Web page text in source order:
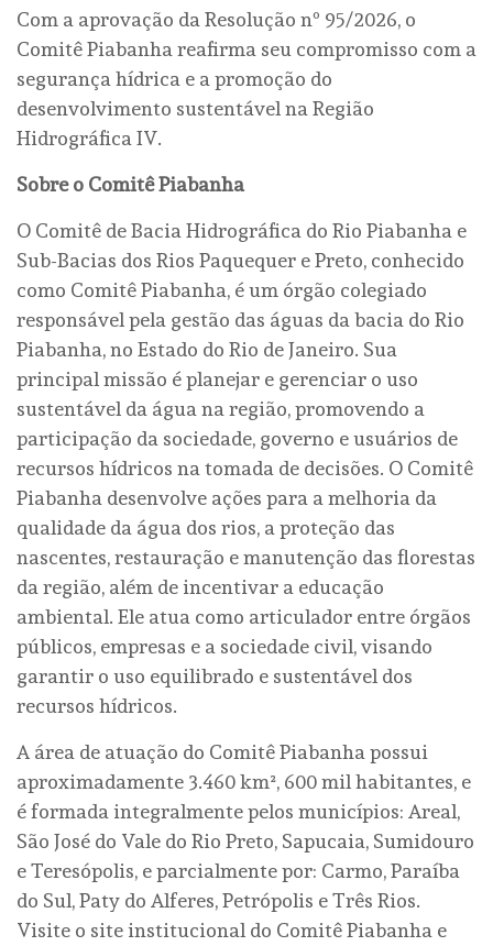
Com a aprovação da Resolução nº 95/2026, o
Comitê Piabanha reafirma seu compromisso com a
segurança hídrica e a promoção do
desenvolvimento sustentável na Região
Hidrográfica IV.
Sobre o Comitê Piabanha
O Comitê de Bacia Hidrográfica do Rio Piabanha e
Sub-Bacias dos Rios Paquequer e Preto, conhecido
como Comitê Piabanha, é um órgão colegiado
responsável pela gestão das águas da bacia do Rio
Piabanha, no Estado do Rio de Janeiro. Sua
principal missão é planejar e gerenciar o uso
sustentável da água na região, promovendo a
participação da sociedade, governo e usuários de
recursos hídricos na tomada de decisões. O Comitê
Piabanha desenvolve ações para a melhoria da
qualidade da água dos rios, a proteção das
nascentes, restauração e manutenção das florestas
da região, além de incentivar a educação
ambiental. Ele atua como articulador entre órgãos
públicos, empresas e a sociedade civil, visando
garantir o uso equilibrado e sustentável dos
recursos hídricos.
A área de atuação do Comitê Piabanha possui
aproximadamente 3.460 km², 600 mil habitantes, e
é formada integralmente pelos municípios: Areal,
São José do Vale do Rio Preto, Sapucaia, Sumidouro
e Teresópolis, e parcialmente por: Carmo, Paraíba
do Sul, Paty do Alferes, Petrópolis e Três Rios.
Visite o site institucional do Comitê Piabanha e